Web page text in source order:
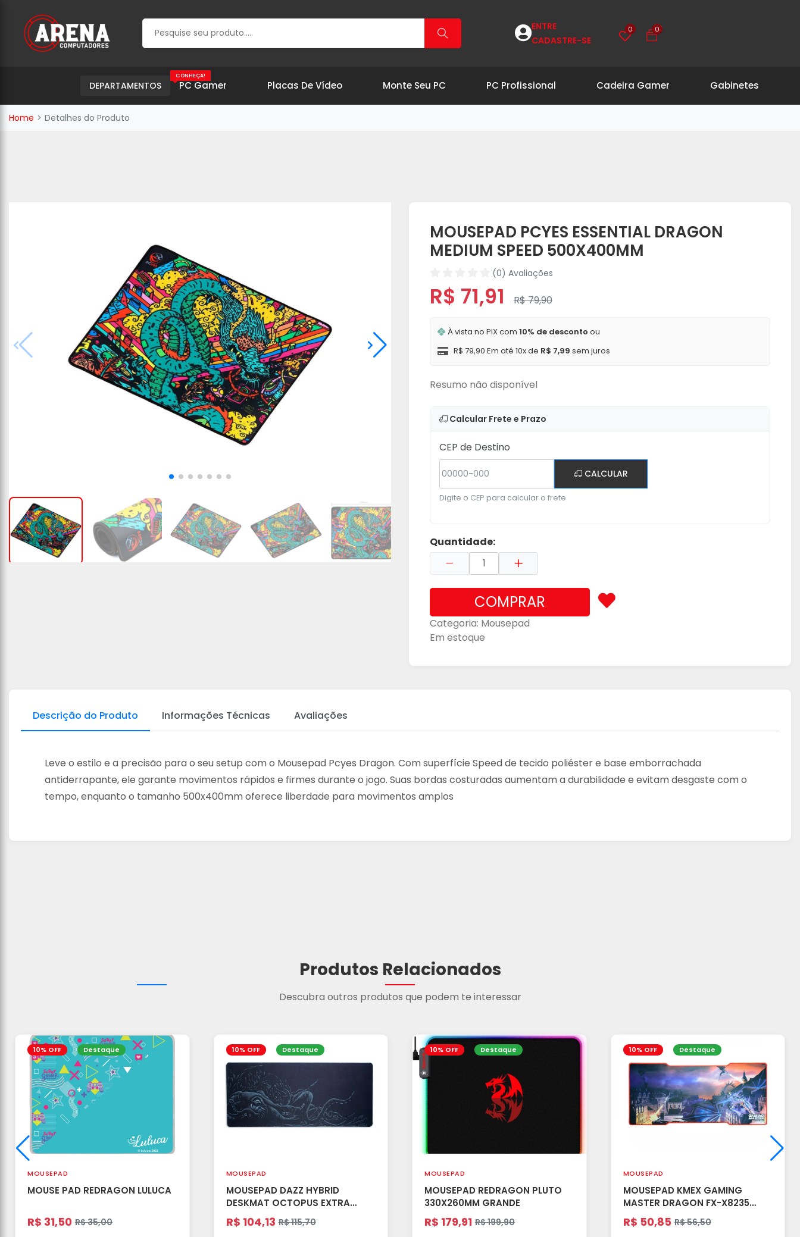
ENTRE
CADASTRE-SE
0 0
DEPARTAMENTOS PC Gamer
CONHEÇA!
Placas De Vídeo Monte Seu PC PC Profissional Cadeira Gamer Gabinetes
Home Detalhes do Produto
MOUSEPAD PCYES ESSENTIAL DRAGON
MEDIUM SPEED 500X400MM
(0) Avaliações
R$ 71,91 R$ 79,90
À vista no PIX com 10% de desconto ou
R$ 79,90 Em até 10x de R$ 7,99 sem juros
Resumo não disponível
Calcular Frete e Prazo
CEP de Destino
CALCULAR
Digite o CEP para calcular o frete
Quantidade:
COMPRAR
Categoria: Mousepad
Em estoque
Descrição do Produto Informações Técnicas Avaliações
Leve o estilo e a precisão para o seu setup com o Mousepad Pcyes Dragon. Com superfície Speed de tecido poliéster e base emborrachada
antiderrapante, ele garante movimentos rápidos e firmes durante o jogo. Suas bordas costuradas aumentam a durabilidade e evitam desgaste com o
tempo, enquanto o tamanho 500x400mm oferece liberdade para movimentos amplos
Produtos Relacionados
Descubra outros produtos que podem te interessar
10% OFF Destaque
MOUSEPAD
MOUSE PAD REDRAGON LULUCA
R$ 31,50 R$ 35,00
10% OFF Destaque
MOUSEPAD
MOUSEPAD DAZZ HYBRID
DESKMAT OCTOPUS EXTRA
GRANDE 900X400MM PRETO
R$ 104,13 R$ 115,70
10% OFF Destaque
MOUSEPAD
MOUSEPAD REDRAGON PLUTO
330X260MM GRANDE
R$ 179,91 R$ 199,90
10% OFF Destaque
MOUSEPAD
MOUSEPAD KMEX GAMING
MASTER DRAGON FX-X8235
800X350MM
R$ 50,85 R$ 56,50